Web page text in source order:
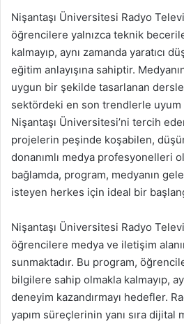
Nişantaşı Üniversitesi Radyo
öğrencilere yalnızca teknik
kalmayıp, aynı zamanda yaratıcı
eğitim anlayışına sahiptir.
uygun bir şekilde tasarlanan
sektördeki en son trendlerle uyum
Nişantaşı Üniversitesi’ni tercih
projelerin peşinde koşabilen,
donanımlı medya profesyonelleri
bağlamda, program, medyanın
isteyen herkes için ideal bir
Nişantaşı Üniversitesi Radyo
öğrencilere medya ve iletişim
sunmaktadır. Bu program,
bilgilere sahip olmakla kalmayıp,
deneyim kazandırmayı hedefler.
yapım süreçlerinin yanı sıra